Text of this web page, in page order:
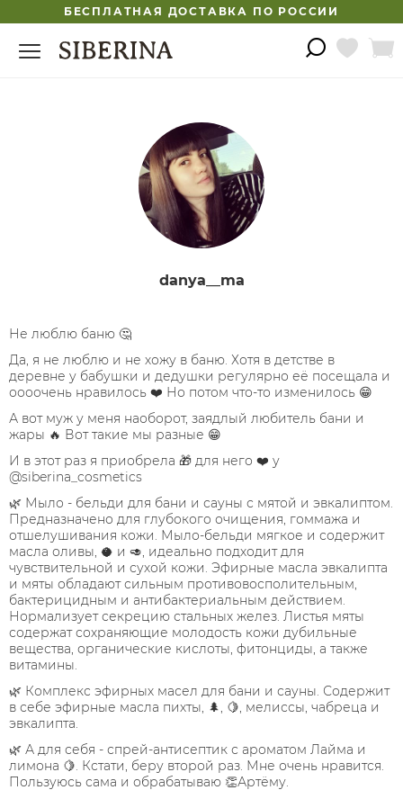
БЕСПЛАТНАЯ ДОСТАВКА ПО РОССИИ
danya__ma
Не люблю баню 🤔
Да, я не люблю и не хожу в баню. Хотя в детстве в
деревне у бабушки и дедушки регулярно её посещала и
оооочень нравилось ❤️ Но потом что-то изменилось 😁
А вот муж у меня наоборот, заядлый любитель бани и
жары 🔥 Вот такие мы разные 😁
И в этот раз я приобрела 🎁 для него ❤️ у
@siberina_cosmetics
🌿 Мыло - бельди для бани и сауны с мятой и эвкалиптом.
Предназначено для глубокого очищения, гоммажа и
отшелушивания кожи. Мыло-бельди мягкое и содержит
масла оливы, 🥥 и 🥑, идеально подходит для
чувствительной и сухой кожи. Эфирные масла эвкалипта
и мяты обладают сильным противовосполительным,
бактерицидным и антибактериальным действием.
Нормализует секрецию стальных желез. Листья мяты
содержат сохраняющие молодость кожи дубильные
вещества, органические кислоты, фитонциды, а также
витамины.
🌿 Комплекс эфирных масел для бани и сауны. Содержит
в себе эфирные масла пихты, 🌲, 🍋, мелиссы, чабреца и
эвкалипта.
🌿 А для себя - спрей-антисептик с ароматом Лайма и
лимона 🍋. Кстати, беру второй раз. Мне очень нравится.
Пользуюсь сама и обрабатываю 👏Артёму.